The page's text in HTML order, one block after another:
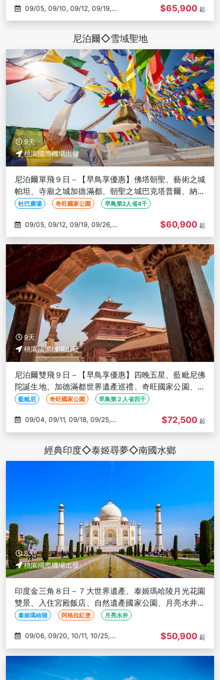
09/26
$65,900 起
尼泊爾◇雪域聖地
9天
桃園國際機場出發
尼泊爾單飛９日－【早鳥享優惠】佛塔朝聖、藝術之城
帕坦、寺廟之城加德滿都、朝聖之城巴克塔普爾、納加
闊特日出、奇旺國家公園
杜巴廣場 奇旺國家公園 早鳥第2人省4千
10/03
$60,900 起
9天
桃園國際機場出發
尼泊爾雙飛９日－【早鳥享優惠】四晚五星、藍毗尼佛
陀誕生地、加德滿都世界遺產巡禮、奇旺國家公園、小
瑞士波卡拉、納加闊特日出
藍毗尼 奇旺國家公園 早鳥第２人省四千
10/02
$72,500 起
經典印度◇泰姬尋夢◇南國水鄉
8天
桃園國際機場出發
印度金三角８日－７大世界遺產、泰姬瑪哈陵月光花園
雙景、入住宮殿飯店、自然遺產國家公園、月亮水井、
粉紅城市琥珀堡
泰姬瑪哈陵 阿格拉紅堡 月亮水井
11/08
$50,900 起